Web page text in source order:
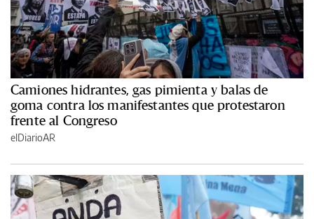
Camiones hidrantes, gas pimienta y balas de
goma contra los manifestantes que protestaron
frente al Congreso
elDiarioAR